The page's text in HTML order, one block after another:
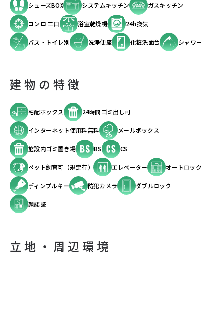
シューズBOX システムキッチン ガスキッチン
コンロ 二口 浴室乾燥機 24h換気
バス・トイレ別 洗浄便座 化粧洗面台 シャワー
建物の特徴
宅配ボックス 24時間ゴミ出し可
インターネット使用料無料 メールボックス
施設内ゴミ置き場 BS CS
ペット飼育可（規定有） エレベーター オートロック
ディンプルキー 防犯カメラ ダブルロック
顔認証
立地・周辺環境